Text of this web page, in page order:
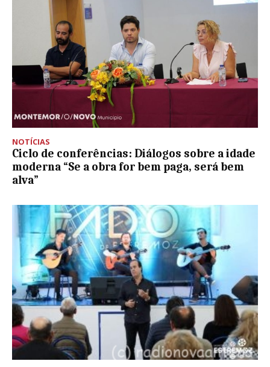
NOTÍCIAS
Ciclo de conferências: Diálogos sobre a idade
moderna “Se a obra for bem paga, será bem
alva”